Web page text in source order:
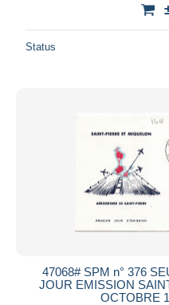
Status
47068# SPM n° 376
JOUR EMISSION
OCTOBRE